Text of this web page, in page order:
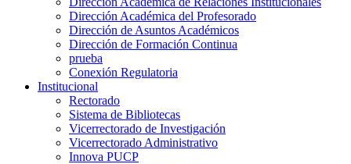
Dirección Académica del Profesorado
Dirección de Asuntos Académicos
Dirección de Formación Continua
prueba
Conexión Regulatoria
Institucional
Rectorado
Sistema de Bibliotecas
Vicerrectorado de Investigación
Vicerrectorado Administrativo
Innova PUCP